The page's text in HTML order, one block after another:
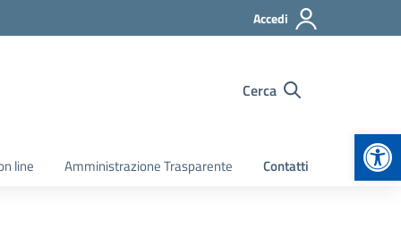
Accedi
Cerca
line Amministrazione Trasparente Contatti